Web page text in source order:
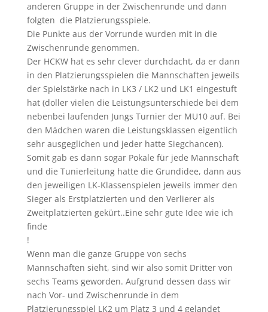
anderen Gruppe in der Zwischenrunde und dann
folgten die Platzierungsspiele.
Die Punkte aus der Vorrunde wurden mit in die
Zwischenrunde genommen.
Der HCKW hat es sehr clever durchdacht, da er dann
in den Platzierungsspielen die Mannschaften jeweils
der Spielstärke nach in LK3 / LK2 und LK1 eingestuft
hat (doller vielen die Leistungsunterschiede bei dem
nebenbei laufenden Jungs Turnier der MU10 auf. Bei
den Mädchen waren die Leistungsklassen eigentlich
sehr ausgeglichen und jeder hatte Siegchancen).
Somit gab es dann sogar Pokale für jede Mannschaft
und die Tunierleitung hatte die Grundidee, dann aus
den jeweiligen LK-Klassenspielen jeweils immer den
Sieger als Erstplatzierten und den Verlierer als
Zweitplatzierten gekürt..Eine sehr gute Idee wie ich
finde
!
Wenn man die ganze Gruppe von sechs
Mannschaften sieht, sind wir also somit Dritter von
sechs Teams geworden. Aufgrund dessen dass wir
nach Vor- und Zwischenrunde in dem
Platzierungsspiel LK2 um Platz 3 und 4 gelandet